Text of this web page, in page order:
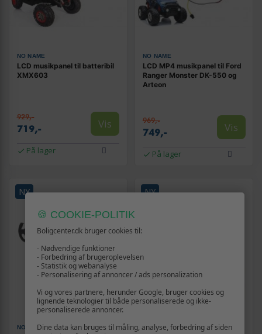
NO NAME
LCD musikpanel til batteribil
XMX603
929,-
719,- Vis
På lager
NO NAME
LCD MP4 musikpanel til Ford
Ranger Monster DK-550 og
Arteon
969,-
749,- Vis
På lager
NY
NO NAME
NY
NO NAME
🍪 COOKIE-POLITIK
Boligcenter.dk bruger cookies til:
- Nødvendige funktioner
- Forbedring af brugeroplevelsen
- Statistik og webanalyse
- Personalisering af annoncer / ads personalization
Vi og vores partnere, herunder Google, bruger cookies og
lignende teknologier til både personaliserede og ikke-
personaliserede annoncer.
Dine data kan bruges til måling, analyse, forbedring af siden